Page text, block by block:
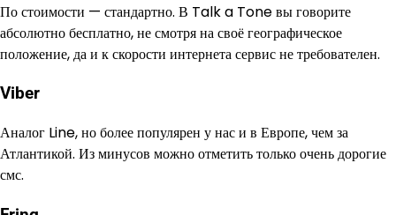
По стоимости — стандартно. В Talk a Tone вы говорите
абсолютно бесплатно, не смотря на своё географическое
положение, да и к скорости интернета сервис не требователен.
Viber
Аналог Line, но более популярен у нас и в Европе, чем за
Атлантикой. Из минусов можно отметить только очень дорогие
смс.